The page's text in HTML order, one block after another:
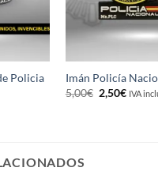
Policia
Imán Policía
5,00€ El
precio
2,50€ElIVA